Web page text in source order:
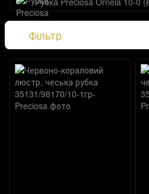
Фільтр